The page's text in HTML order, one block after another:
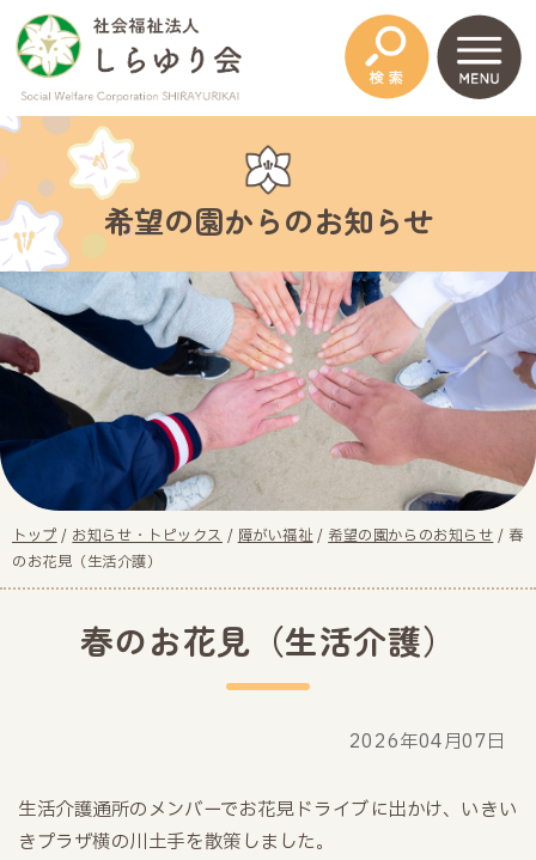
このページの本文へ
希望の園からのお知らせ
現
在
の
トップ / お知らせ・トピックス / 障がい福祉/ 希望の園からのお知らせ / 春
のお花見（生活介護）
春のお花見（生活介護）
2026年04月07日
生活介護通所のメンバーでお花見ドライブに出かけ、いきい
きプラザ横の川土手を散策しました。